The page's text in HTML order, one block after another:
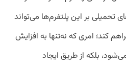
تحمیلی بر این پلتفرم‌ها می‌تواند
کند؛ امری که نه‌تنها به افزایش
بلکه از طریق ایجاد